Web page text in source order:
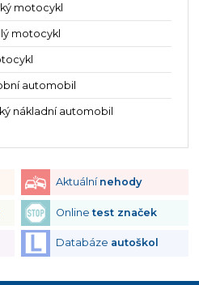
motocykl
motocykl
automobil
nákladní automobil
Aktuální nehody
Onlinetest značek
Databáze autoškol